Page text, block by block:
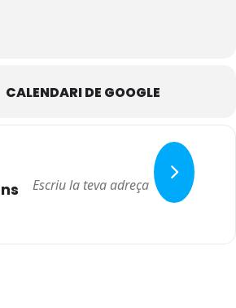
CALENDARI DE GOOGLE